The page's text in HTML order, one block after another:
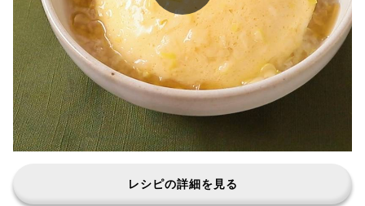
レシピの詳細を見る